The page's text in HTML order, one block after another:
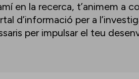
en la recerca, t’animem a
d’informació per a
per impulsar el teu